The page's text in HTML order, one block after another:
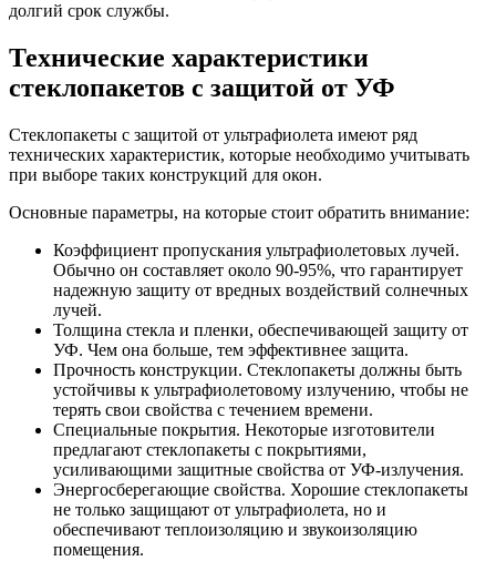
долгий срок службы.
Технические характеристики
стеклопакетов с защитой от УФ
Стеклопакеты с защитой от ультрафиолета имеют ряд
технических характеристик, которые необходимо учитывать
при выборе таких конструкций для окон.
Основные параметры, на которые стоит обратить внимание:
Коэффициент пропускания ультрафиолетовых лучей.
Обычно он составляет около 90-95%, что гарантирует
надежную защиту от вредных воздействий солнечных
лучей.
Толщина стекла и пленки, обеспечивающей защиту от
УФ. Чем она больше, тем эффективнее защита.
Прочность конструкции. Стеклопакеты должны быть
устойчивы к ультрафиолетовому излучению, чтобы не
терять свои свойства с течением времени.
Специальные покрытия. Некоторые изготовители
предлагают стеклопакеты с покрытиями,
усиливающими защитные свойства от УФ-излучения.
Энергосберегающие свойства. Хорошие стеклопакеты
не только защищают от ультрафиолета, но и
обеспечивают теплоизоляцию и звукоизоляцию
помещения.